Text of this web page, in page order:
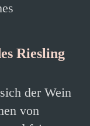
Riesling
der Wein
von